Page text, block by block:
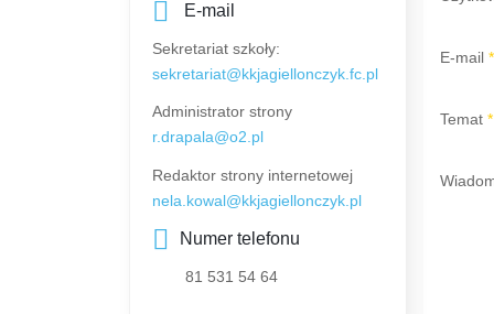
E-mail
Sekretariat szkoły:
sekretariat@kkjagiellonczyk.fc.pl
Administrator strony
r.drapala@o2.pl
Redaktor strony internetowej
nela.kowal@kkjagiellonczyk.pl
Numer telefonu
81 531 54 64
E-mail *
Temat *